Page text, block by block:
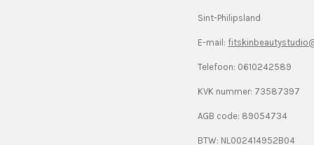
Sint-Philipsland
E-mail:
Telefoon: 0610242589
KVK nummer: 73587397
AGB code: 89054734
BTW: NL002414952B04